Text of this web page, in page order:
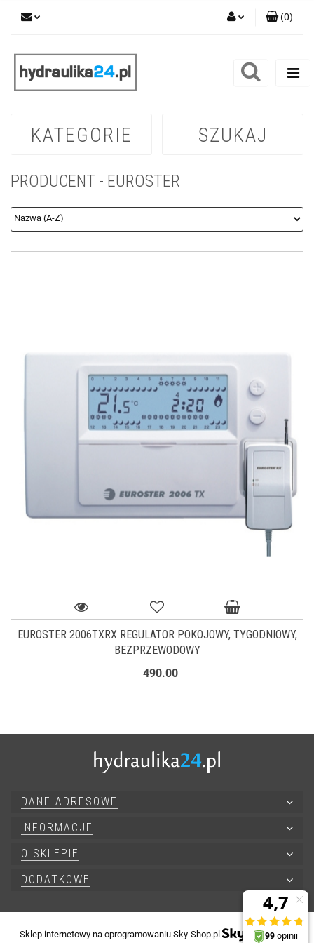
Zarejestruj się
(0)
KATEGORIE SZUKAJ
PRODUCENT - EUROSTER
EUROSTER 2006TXRX REGULATOR POKOJOWY, TYGODNIOWY,
BEZPRZEWODOWY
490.00
DANE ADRESOWE
INFORMACJE
O SKLEPIE
DODATKOWE
Sklep internetowy na oprogramowaniu Sky-Shop.pl